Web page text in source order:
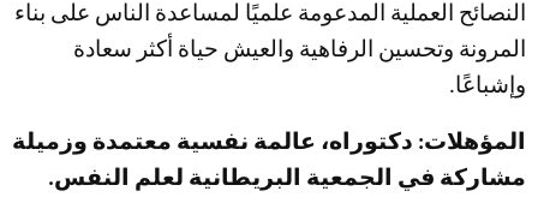
النصائح العملية المدعومة علميًا لمساعدة الناس على بناء
المرونة وتحسين الرفاهية والعيش حياة أكثر سعادة
وإشباعًا.
المؤهلات: دكتوراه، عالمة نفسية معتمدة وزميلة
مشاركة في الجمعية البريطانية لعلم النفس.